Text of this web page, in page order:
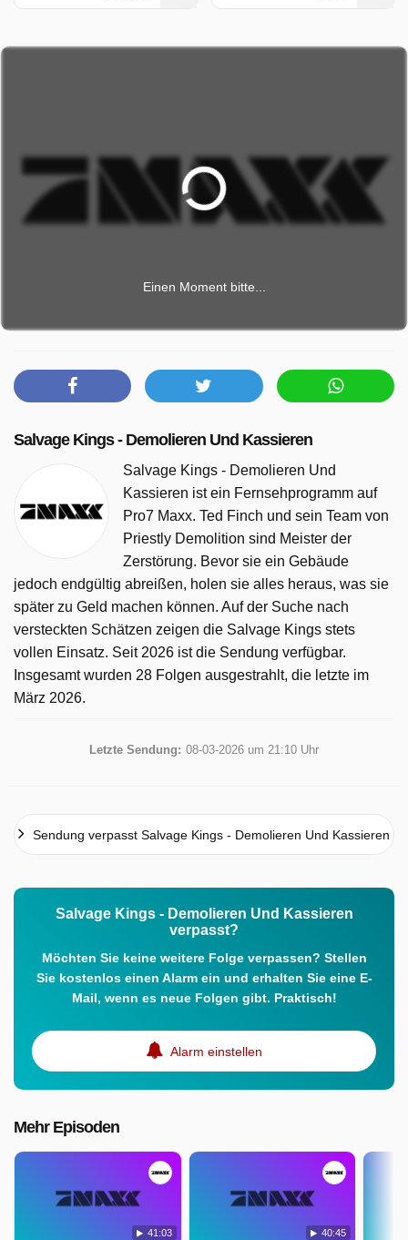
Einen Moment bitte...
Salvage Kings - Demolieren Und Kassieren
Salvage Kings - Demolieren Und
Kassieren ist ein Fernsehprogramm auf
Pro7 Maxx. Ted Finch und sein Team von
Priestly Demolition sind Meister der
Zerstörung. Bevor sie ein Gebäude
jedoch endgültig abreißen, holen sie alles heraus, was sie
später zu Geld machen können. Auf der Suche nach
versteckten Schätzen zeigen die Salvage Kings stets
vollen Einsatz. Seit 2026 ist die Sendung verfügbar.
Insgesamt wurden 28 Folgen ausgestrahlt, die letzte im
März 2026.
Letzte Sendung: 08-03-2026 um 21:10 Uhr
Sendung verpasst Salvage Kings - Demolieren Und Kassieren
Salvage Kings - Demolieren Und Kassieren
verpasst?
Möchten Sie keine weitere Folge verpassen? Stellen
Sie kostenlos einen Alarm ein und erhalten Sie eine E-
Mail, wenn es neue Folgen gibt. Praktisch!
Alarm einstellen
Mehr Episoden
41:03 40:45